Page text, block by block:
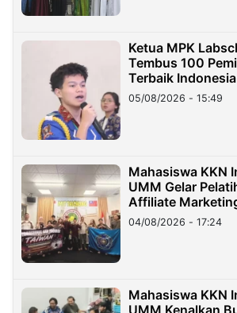
Ketua MPK
Tembus 100
Terbaik Indonesia
05/08/2026 - 15:49
Mahasiswa KKN
UMM Gelar
Affiliate
Migran Indonesia
04/08/2026 - 17:24
Mahasiswa KKN